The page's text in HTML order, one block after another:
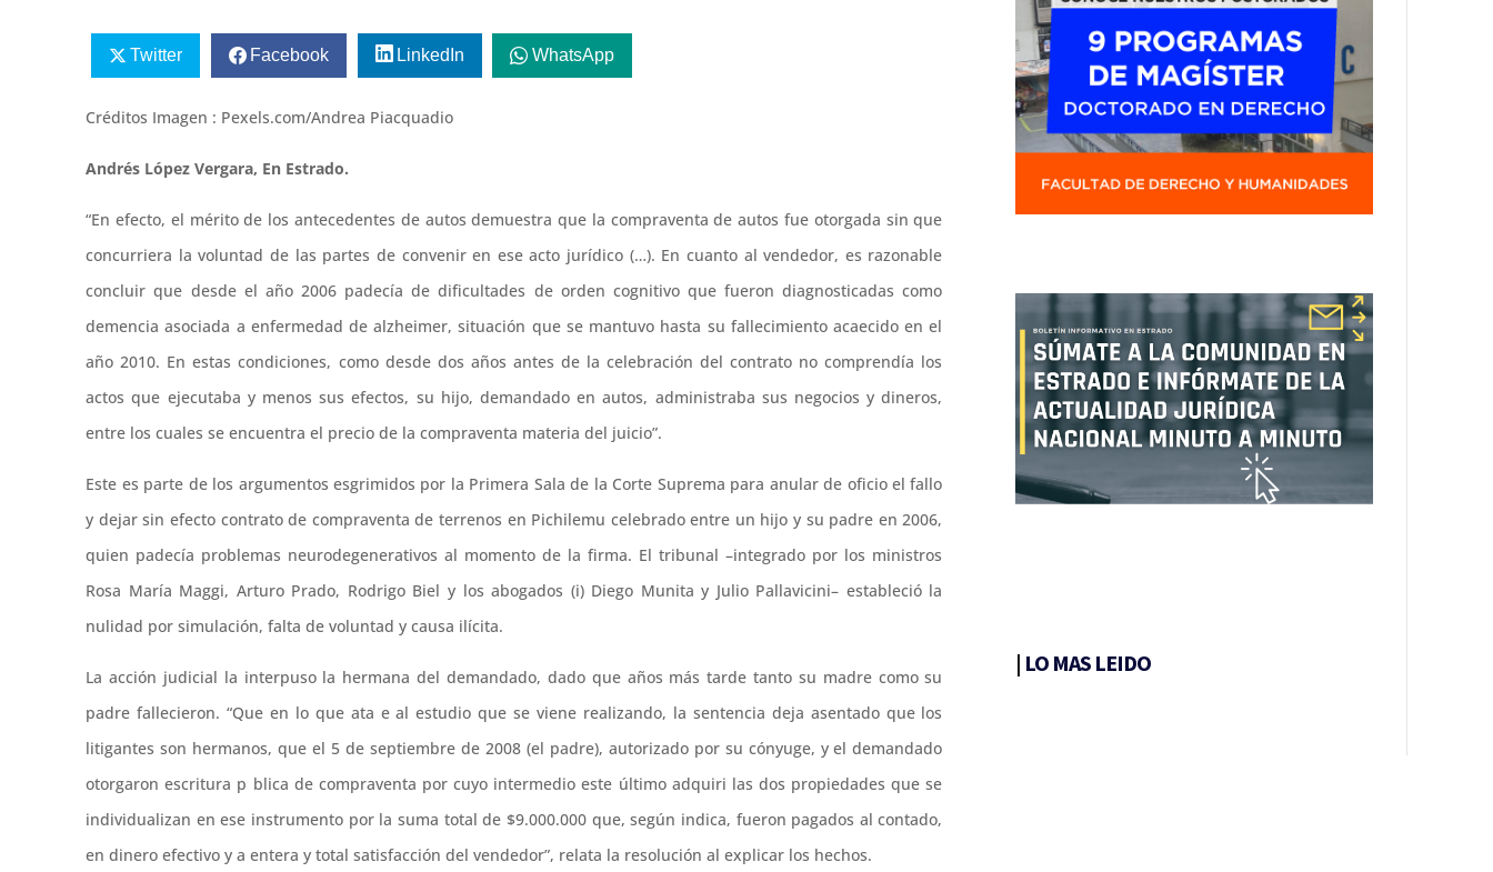
Twitter Facebook LinkedIn WhatsApp
Créditos Imagen : Pexels.com/Andrea Piacquadio
Andrés López Vergara, En Estrado.
“En efecto, el mérito de los antecedentes de autos demuestra que la compraventa de autos fue otorgada sin que
concurriera la voluntad de las partes de convenir en ese acto jurídico (…). En cuanto al vendedor, es razonable
concluir que desde el año 2006 padecía de dificultades de orden cognitivo que fueron diagnosticadas como
demencia asociada a enfermedad de alzheimer, situación que se mantuvo hasta su fallecimiento acaecido en el
año 2010. En estas condiciones, como desde dos años antes de la celebración del contrato no comprendía los
actos que ejecutaba y menos sus efectos, su hijo, demandado en autos, administraba sus negocios y dineros,
entre los cuales se encuentra el precio de la compraventa materia del juicio”.
Este es parte de los argumentos esgrimidos por la Primera Sala de la Corte Suprema para anular de oficio el fallo
y dejar sin efecto contrato de compraventa de terrenos en Pichilemu celebrado entre un hijo y su padre en 2006,
quien padecía problemas neurodegenerativos al momento de la firma. El tribunal –integrado por los ministros
Rosa María Maggi, Arturo Prado, Rodrigo Biel y los abogados (i) Diego Munita y Julio Pallavicini– estableció la
nulidad por simulación, falta de voluntad y causa ilícita.
La acción judicial la interpuso la hermana del demandado, dado que años más tarde tanto su madre como su
padre fallecieron. “Que en lo que ata e al estudio que se viene realizando, la sentencia deja asentado que los
litigantes son hermanos, que el 5 de septiembre de 2008 (el padre), autorizado por su cónyuge, y el demandado
otorgaron escritura p blica de compraventa por cuyo intermedio este último adquiri las dos propiedades que se
individualizan en ese instrumento por la suma total de $9.000.000 que, según indica, fueron pagados al contado,
en dinero efectivo y a entera y total satisfacción del vendedor”, relata la resolución al explicar los hechos.
| LO MAS LEIDO